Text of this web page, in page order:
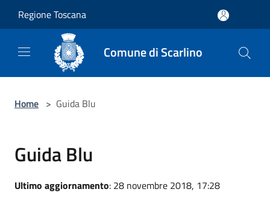
Regione Toscana
Comune di Scarlino
Home > Guida Blu
Guida Blu
Ultimo aggiornamento: 28 novembre 2018, 17:28